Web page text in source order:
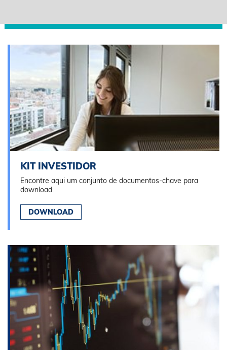
KIT INVESTIDOR
Encontre aqui um conjunto de documentos-chave para
download.
DOWNLOAD